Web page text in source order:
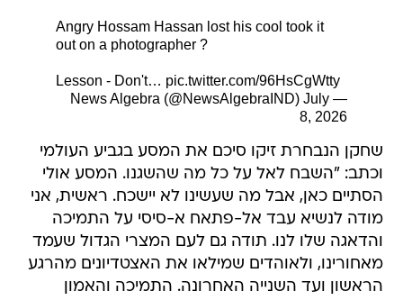
Angry Hossam Hassan lost his cool took it
out on a photographer ?
Lesson - Don't… pic.twitter.com/96HsCgWtty
— News Algebra (@NewsAlgebraIND)
July
8, 2026
שחקן הנבחרת זיקו סיכם את המסע בגביע העולמי
וכתב: "השבח לאל על כל מה שהשגנו. המסע אולי
הסתיים כאן, אבל מה שעשינו לא יישכח. ראשית, אני
מודה לנשיא עבד אל-פתאח א-סיסי על התמיכה
והדאגה שלו לנו. תודה גם לעם המצרי הגדול שעמד
מאחורינו, ולאוהדים שמילאו את האצטדיונים מהרגע
הראשון ועד השנייה האחרונה. התמיכה והאמון